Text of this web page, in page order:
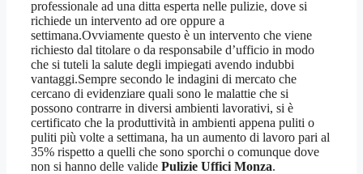
professionale ad una ditta esperta nelle pulizie, dove si
richiede un intervento ad ore oppure a
settimana.Ovviamente questo è un intervento che viene
richiesto dal titolare o da responsabile d’ufficio in modo
che si tuteli la salute degli impiegati avendo indubbi
vantaggi.Sempre secondo le indagini di mercato che
cercano di evidenziare quali sono le malattie che si
possono contrarre in diversi ambienti lavorativi, si è
certificato che la produttività in ambienti appena puliti o
puliti più volte a settimana, ha un aumento di lavoro pari al
35% rispetto a quelli che sono sporchi o comunque dove
non si hanno delle valide Pulizie Uffici Monza.